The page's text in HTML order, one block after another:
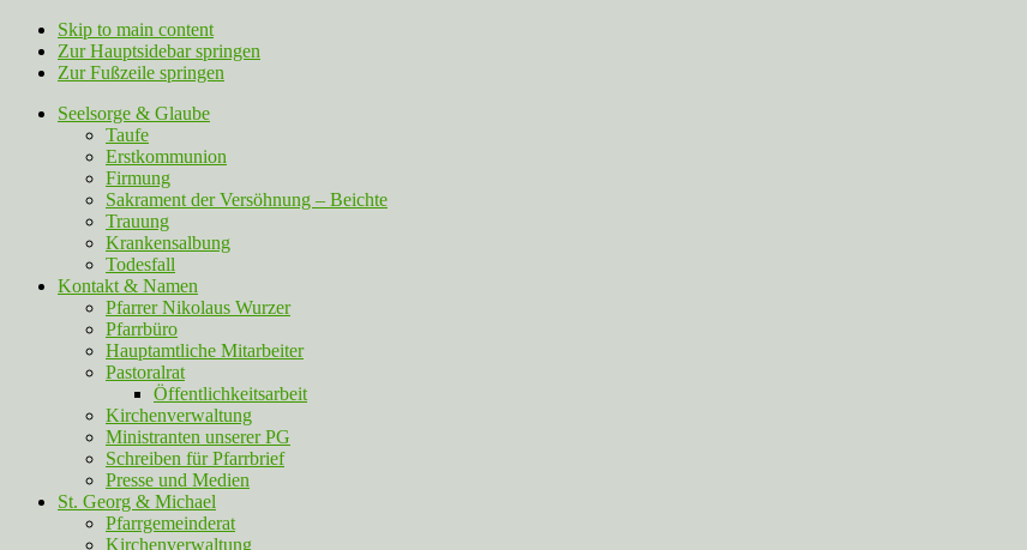
Skip to main content
Zur Hauptsidebar springen
Zur Fußzeile springen
Seelsorge & Glaube
Taufe
Erstkommunion
Firmung
Sakrament der Versöhnung – Beichte
Trauung
Krankensalbung
Todesfall
Kontakt & Namen
Pfarrer Nikolaus Wurzer
Pfarrbüro
Hauptamtliche Mitarbeiter
Pastoralrat
Öffentlichkeitsarbeit
Kirchenverwaltung
Ministranten unserer PG
Schreiben für Pfarrbrief
Presse und Medien
St. Georg & Michael
Pfarrgemeinderat
Kirchenverwaltung